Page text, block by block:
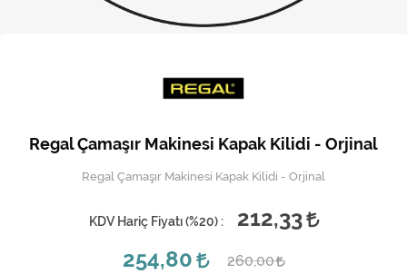
Musluk
Regal Çamaşır Makinesi Kapak Kilidi - Orjinal
Regal Çamaşır Makinesi Kapak Kilidi - Orjinal
KDV Hariç Fiyatı (%20) :
212,33
254,80
260,00